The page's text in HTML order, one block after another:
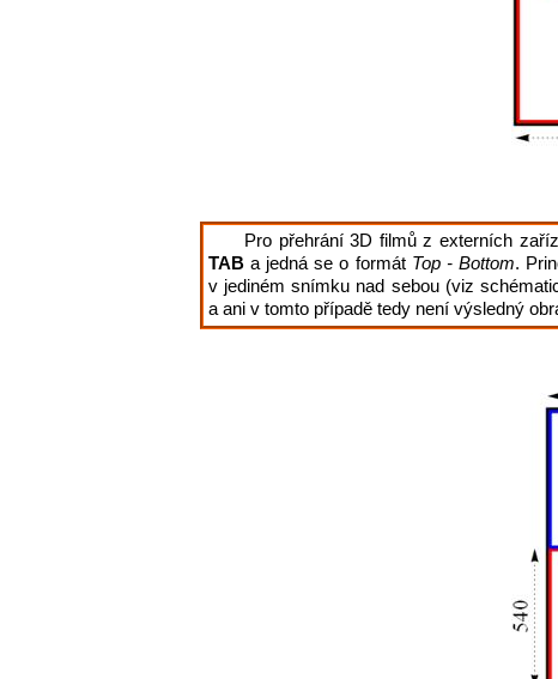
Pro přehrání 3D filmů z externích
TAB a jedná se o formát Top - Bottom.
v jediném snímku nad sebou (viz
a ani v tomto případě tedy není výsledný